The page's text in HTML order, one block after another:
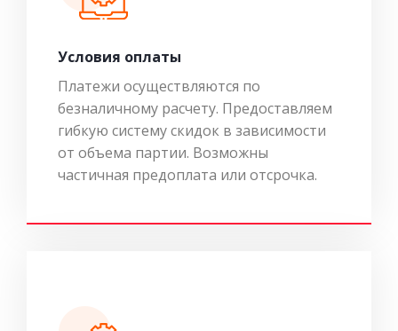
Условия оплаты
Платежи осуществляются по
безналичному расчету. Предоставляем
гибкую систему скидок в зависимости
от объема партии. Возможны
частичная предоплата или отсрочка.